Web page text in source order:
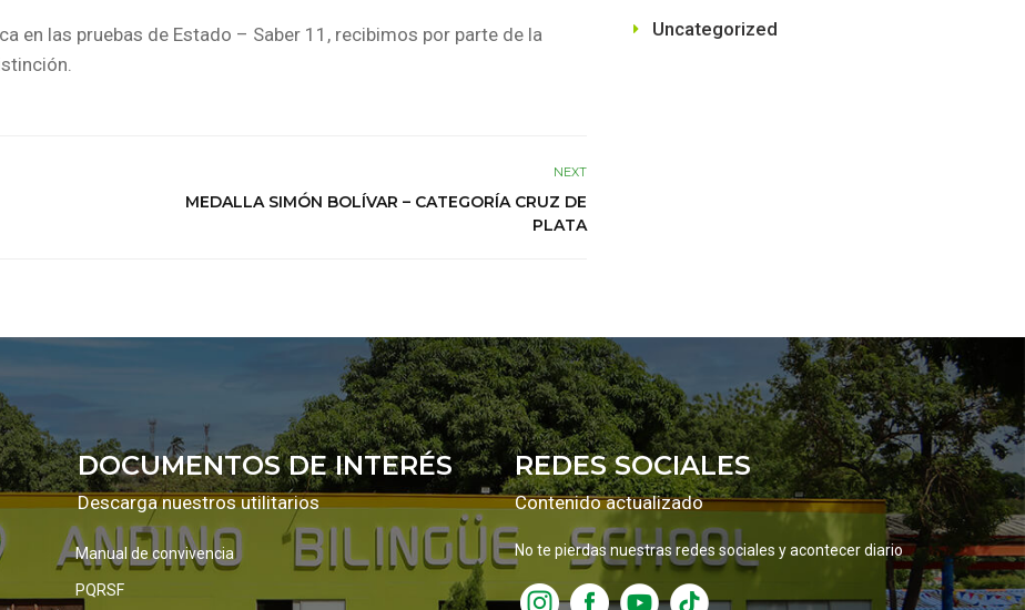
en las pruebas de Estado – Saber 11, recibimos por parte de la
NEXT
MEDALLA SIMÓN BOLÍVAR – CATEGORÍA CRUZ DE
PLATA
Uncategorized
DOCUMENTOS DE INTERÉS
Descarga nuestros utilitarios
Manual de convivencia
PQRSF
REDES SOCIALES
Contenido actualizado
No te pierdas nuestras redes sociales y acontecer diario